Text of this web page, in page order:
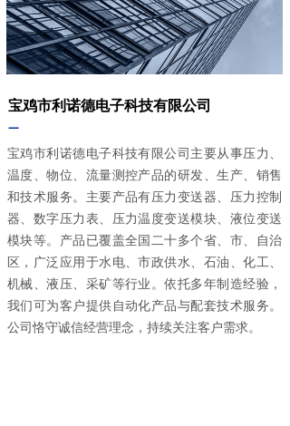
宝鸡市利诺德电子科技有限公司
—
宝鸡市利诺德电子科技有限公司主要从事压力、
温度、物位、流量测控产品的研发、生产、销售
和技术服务。主要产品有压力变送器、压力控制
器、数字压力表、压力温度变送模块、液位变送
模块等。产品已覆盖全国二十多个省、市、自治
区，广泛应用于水电、市政供水、石油、化工、
机械、液压、采矿等行业。依托多年制造经验，
我们可为客户提供自动化产品与配套技术服务。
公司恪守诚信经营理念，持续关注客户需求。